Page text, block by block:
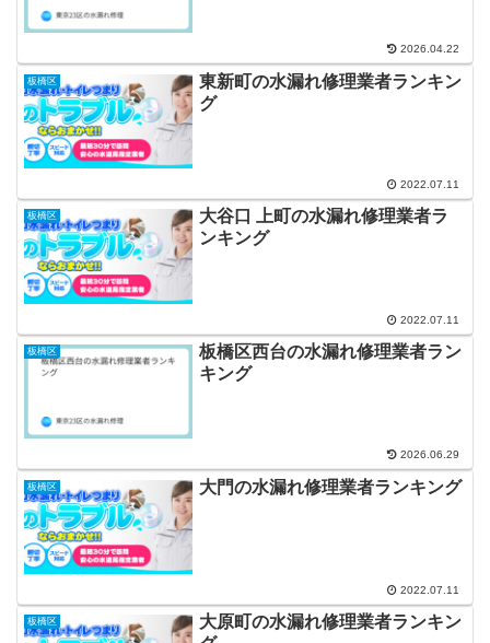
2026.04.22
板橋区
東新町の水漏れ修理業者ランキン
グ
2022.07.11
板橋区
大谷口 上町の水漏れ修理業者ラ
ンキング
2022.07.11
板橋区
板橋区西台の水漏れ修理業者ラン
キング
2026.06.29
板橋区 大門の水漏れ修理業者ランキング
2022.07.11
板橋区
大原町の水漏れ修理業者ランキン